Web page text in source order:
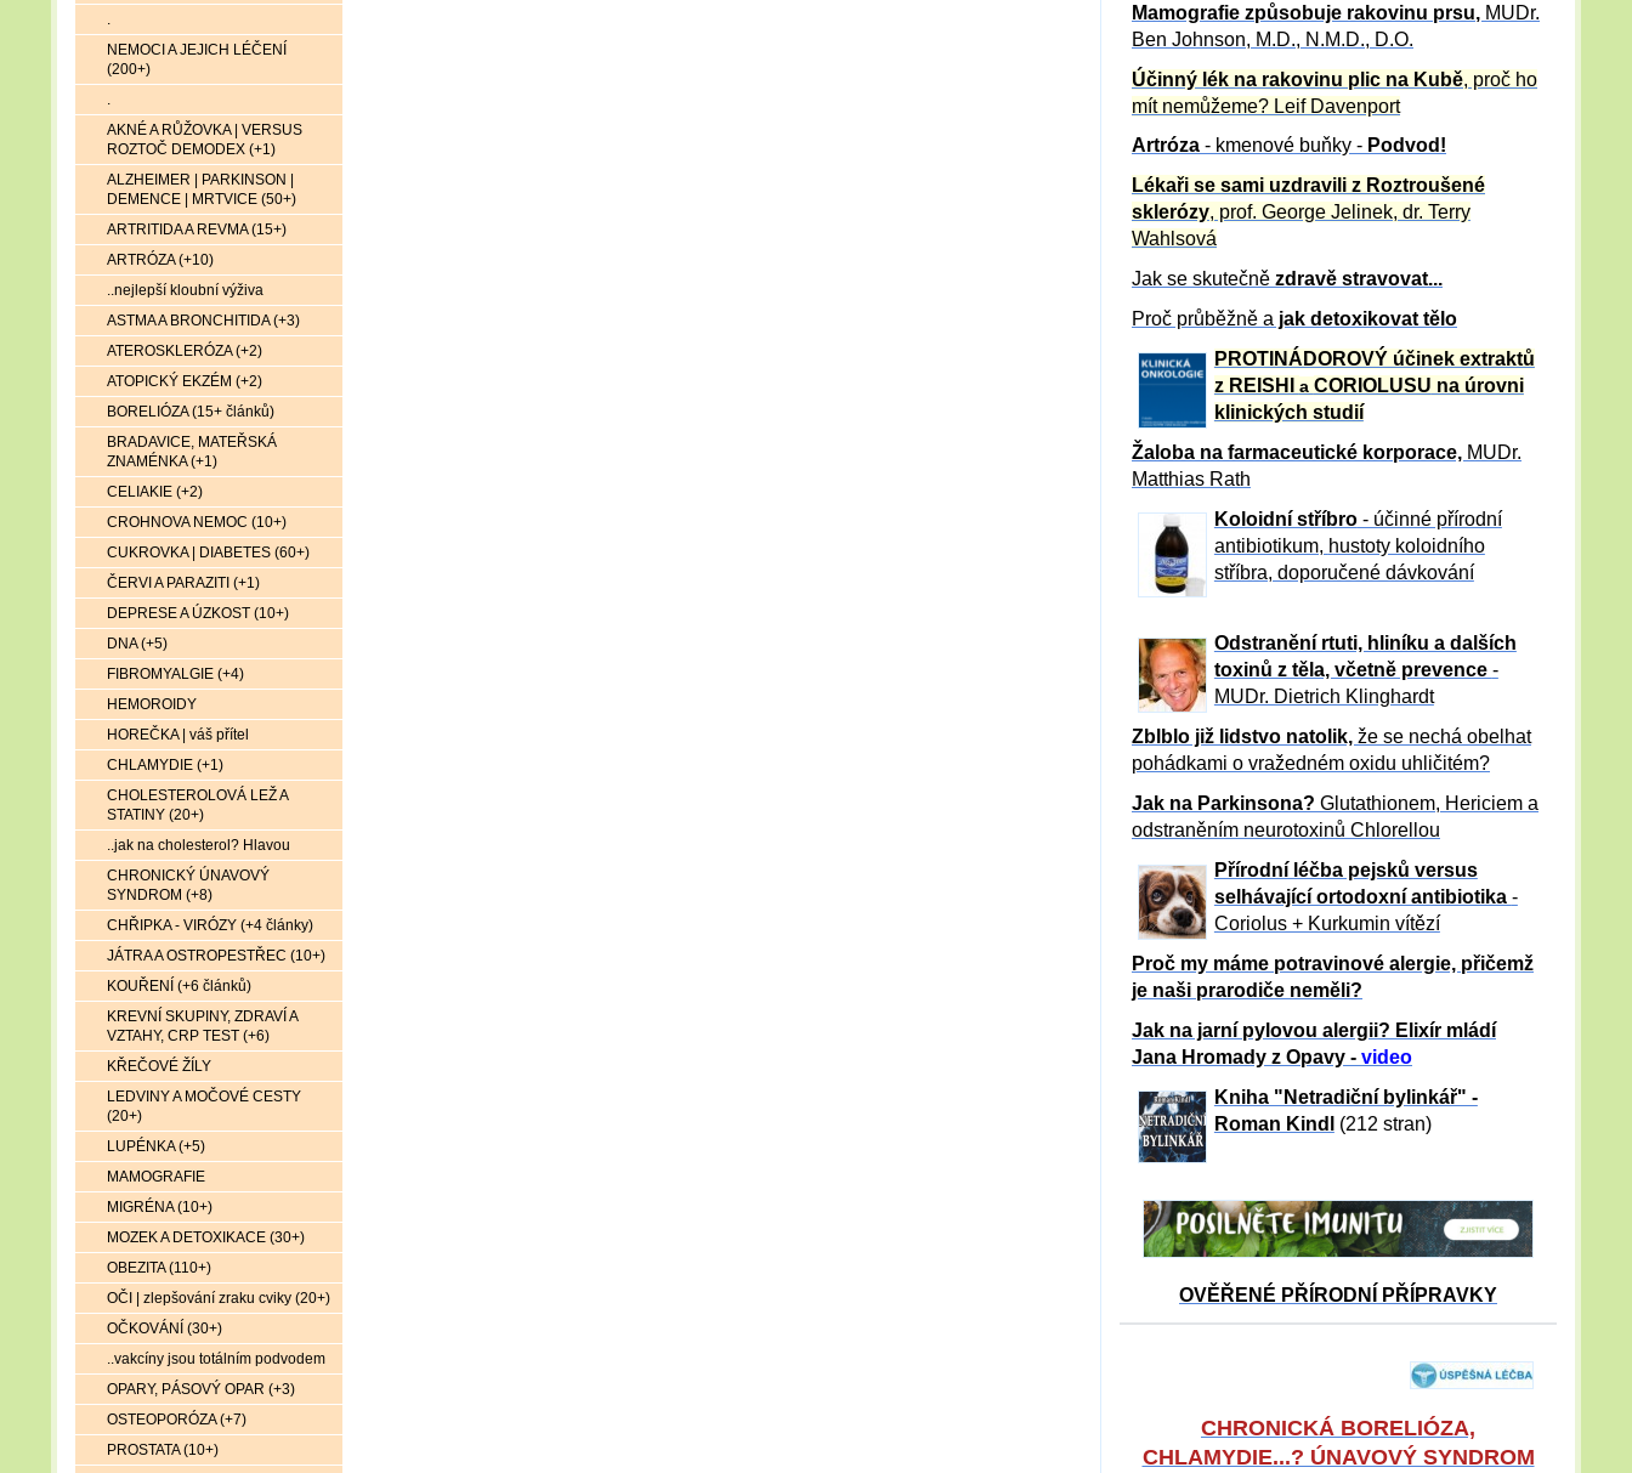
Mamografie způsobuje rakovinu prsu, MUDr.
Ben Johnson, M.D., N.M.D., D.O.
Účinný lék na rakovinu plic na Kubě, proč ho
mít nemůžeme? Leif Davenport
Artróza - kmenové buňky - Podvod!
Lékaři se sami uzdravili z Roztroušené
sklerózy, prof. George Jelinek, dr. Terry
Wahlsová
Jak se skutečně zdravě stravovat...
Proč průběžně a jak detoxikovat tělo
PROTINÁDOROVÝ účinek extraktů
z REISHI a CORIOLUSU na úrovni
klinických studií
Žaloba na farmaceutické korporace, MUDr.
Matthias Rath
Koloidní stříbro- účinné přírodní
antibiotikum, hustoty koloidního
stříbra, doporučené dávkování
Odstranění rtuti, hliníku a dalších
toxinů z těla, včetně prevence -
MUDr. Dietrich Klinghardt
Zblblo již lidstvo natolik, že se nechá obelhat
pohádkami o vražedném oxidu uhličitém?
Jak na Parkinsona? Glutathionem, Hericiem a
odstraněním neurotoxinů Chlorellou
Přírodní léčba pejsků versus
selhávající ortodoxní antibiotika -
Coriolus + Kurkumin vítězí
Proč my máme potravinové alergie, přičemž
je naši prarodiče neměli?
Jak na jarní pylovou alergii? Elixír mládí
Jana Hromady z Opavy - video
Kniha "Netradiční bylinkář" -
Roman Kindl
(212 stran)
OVĚŘENÉ PŘÍRODNÍ PŘÍPRAVKY
CHRONICKÁ BORELIÓZA,
CHLAMYDIE...? ÚNAVOVÝ SYNDROM
.
NEMOCI A JEJICH LÉČENÍ
(200+)
.
AKNÉ A RŮŽOVKA | VERSUS
ROZTOČ DEMODEX (+1)
ALZHEIMER | PARKINSON |
DEMENCE | MRTVICE (50+)
ARTRITIDA A REVMA (15+)
ARTRÓZA (+10)
..nejlepší kloubní výživa
ASTMA A BRONCHITIDA (+3)
ATEROSKLERÓZA (+2)
ATOPICKÝ EKZÉM (+2)
BORELIÓZA (15+ článků)
BRADAVICE, MATEŘSKÁ
ZNAMÉNKA (+1)
CELIAKIE (+2)
CROHNOVA NEMOC (10+)
CUKROVKA | DIABETES (60+)
ČERVI A PARAZITI (+1)
DEPRESE A ÚZKOST (10+)
DNA (+5)
FIBROMYALGIE (+4)
HEMOROIDY
HOREČKA | váš přítel
CHLAMYDIE (+1)
CHOLESTEROLOVÁ LEŽ A
STATINY (20+)
..jak na cholesterol? Hlavou
CHRONICKÝ ÚNAVOVÝ
SYNDROM (+8)
CHŘIPKA - VIRÓZY (+4 články)
JÁTRA A OSTROPESTŘEC (10+)
KOUŘENÍ (+6 článků)
KREVNÍ SKUPINY, ZDRAVÍ A
VZTAHY, CRP TEST (+6)
KŘEČOVÉ ŽÍLY
LEDVINY A MOČOVÉ CESTY
(20+)
LUPÉNKA (+5)
MAMOGRAFIE
MIGRÉNA (10+)
MOZEK A DETOXIKACE (30+)
OBEZITA (110+)
OČI | zlepšování zraku cviky (20+)
OČKOVÁNÍ (30+)
..vakcíny jsou totálním podvodem
OPARY, PÁSOVÝ OPAR (+3)
OSTEOPORÓZA (+7)
PROSTATA (10+)